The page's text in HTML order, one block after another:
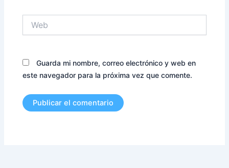
Guarda mi nombre, correo electrónico y web en
este navegador para la próxima vez que comente.